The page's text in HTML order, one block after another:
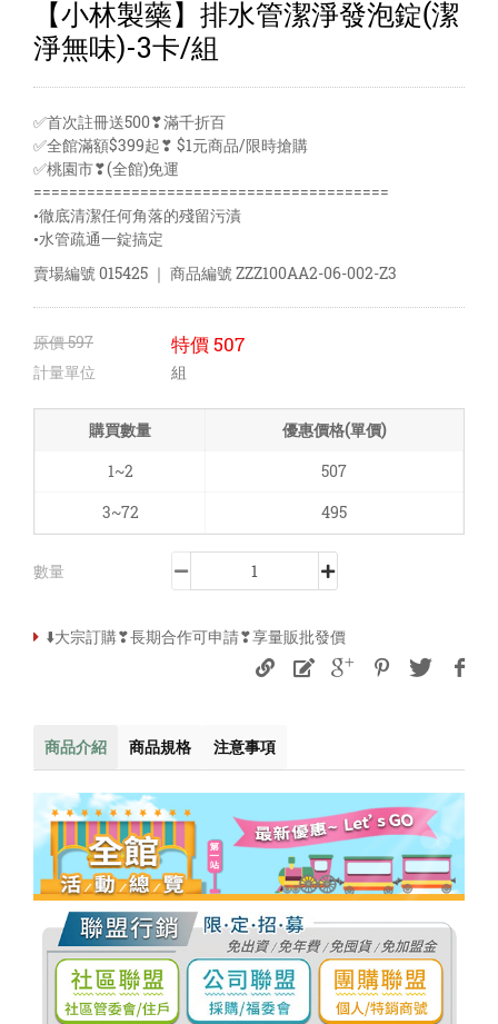
【小林製藥】排水管潔淨發泡錠(潔
淨無味)-3卡/組
✅首次註冊送500❣滿千折百
✅全館滿額$399起❣ $1元商品/限時搶購
✅桃園市❣(全館)免運
========================================
•徹底清潔任何角落的殘留污漬
•水管疏通一錠搞定
賣場編號015425 ｜ 商品編號ZZZ100AA2-06-002-Z3
原價597 特價507
計量單位 組
購買數量
優惠價格(單價)
1~2
507
3~72
495
數量
⬇️大宗訂購❣長期合作可申請❣享量販批發價
商品介紹 商品規格 注意事項